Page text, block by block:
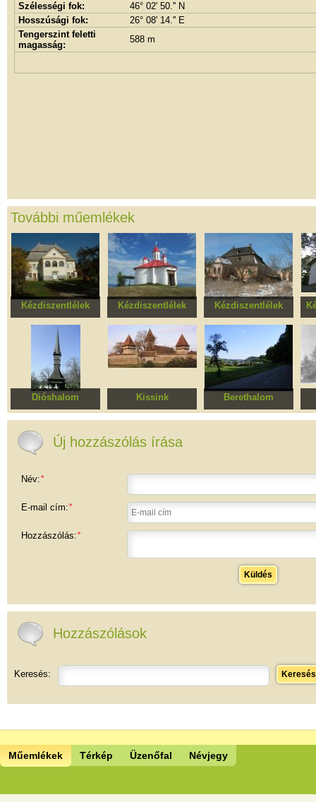
Szélességi fok:
46° 02' 50.'' N
Hosszúsági fok:
26° 08' 14.'' E
Tengerszint feletti
magasság:
588 m
További műemlékek
Kézdiszentlélek
Római katólikus
plébánia
Kézdiszentlélek
Szent István római
katolikus körkápolna
Kézdiszentlélek
Könczey-Páll kúria
Dióshalom
Szent Arkangyalok
Kissink
Erődített evangélikus
Berethalom
Erődített evangélikus
Új hozzászólás írása
Név:*
E-mail cím:*
Hozzászólás:*
Küldés
Hozzászólások
Keresés: Keresés
Műemlékek Térkép Üzenőfal Névjegy